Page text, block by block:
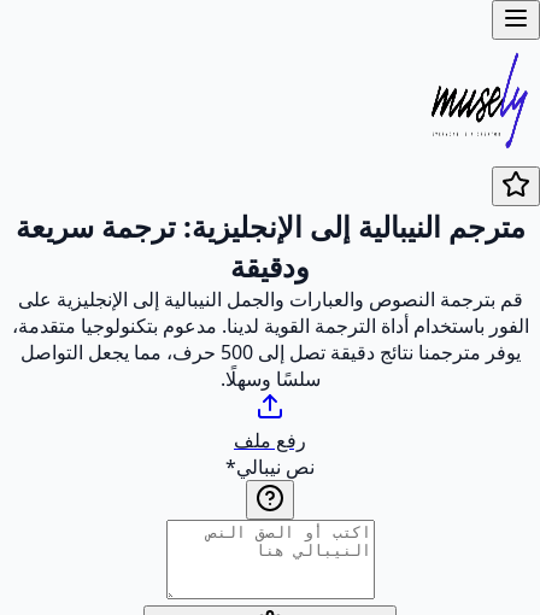
مترجم النيبالية إلى الإنجليزية: ترجمة سريعة
ودقيقة
قم بترجمة النصوص والعبارات والجمل النيبالية إلى الإنجليزية على
الفور باستخدام أداة الترجمة القوية لدينا. مدعوم بتكنولوجيا متقدمة،
يوفر مترجمنا نتائج دقيقة تصل إلى 500 حرف، مما يجعل التواصل
سلسًا وسهلًا.
رفع ملف
نص نيبالي*